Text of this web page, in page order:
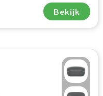
Bekijk